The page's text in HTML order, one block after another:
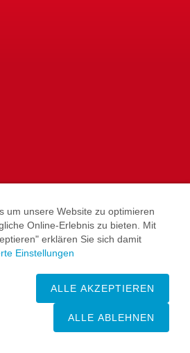
um unsere Website zu optimieren
Online-Erlebnis zu bieten. Mit
erklären Sie sich damit
Einstellungen
ALLE AKZEPTIEREN
ALLE ABLEHNEN